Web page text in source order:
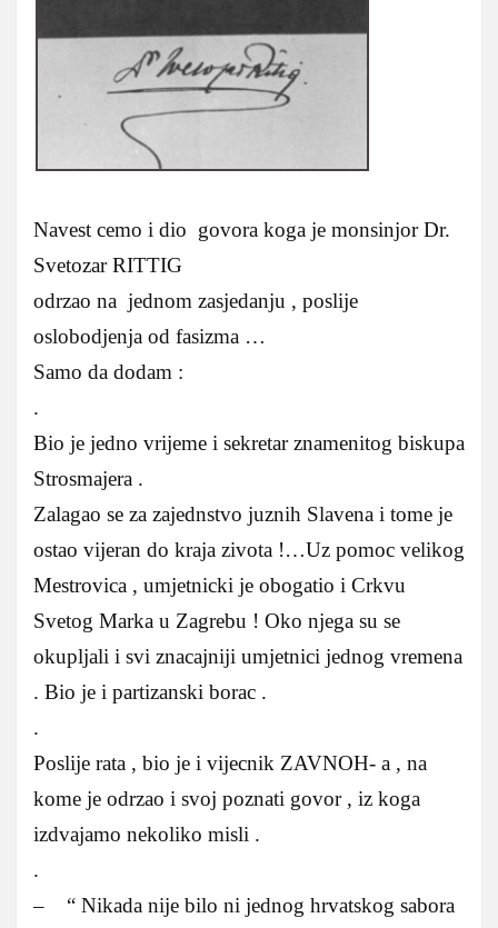
Navest cemo i dio govora koga je monsinjor Dr.
Svetozar RITTIG
odrzao na jednom zasjedanju , poslije
oslobodjenja od fasizma …
Samo da dodam :
.
Bio je jedno vrijeme i sekretar znamenitog biskupa
Strosmajera .
Zalagao se za zajednstvo juznih Slavena i tome je
ostao vijeran do kraja zivota !…Uz pomoc velikog
Mestrovica , umjetnicki je obogatio i Crkvu
Svetog Marka u Zagrebu ! Oko njega su se
okupljali i svi znacajniji umjetnici jednog vremena
. Bio je i partizanski borac .
.
Poslije rata , bio je i vijecnik ZAVNOH- a , na
kome je odrzao i svoj poznati govor , iz koga
izdvajamo nekoliko misli .
.
– “ Nikada nije bilo ni jednog hrvatskog sabora